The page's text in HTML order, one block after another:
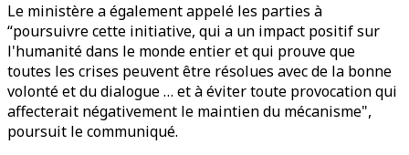
Le ministère a également appelé les parties à
“poursuivre cette initiative, qui a un impact positif sur
l'humanité dans le monde entier et qui prouve que
toutes les crises peuvent être résolues avec de la bonne
volonté et du dialogue … et à éviter toute provocation qui
affecterait négativement le maintien du mécanisme",
poursuit le communiqué.